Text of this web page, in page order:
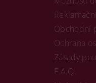
Obchodní
Ochrana
Zásady
F.A.Q.